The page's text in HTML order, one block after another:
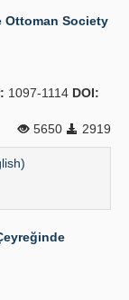
Ottoman Society
1097-1114 DOI:
5650
2919